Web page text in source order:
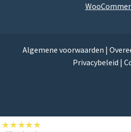
Algemene voorwaarden |
Privacybeleid |